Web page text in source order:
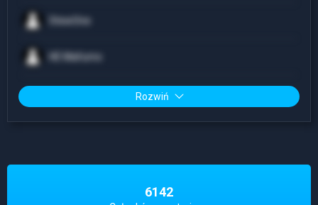
StewOne
HE Mafumo
Rozwiń
6142